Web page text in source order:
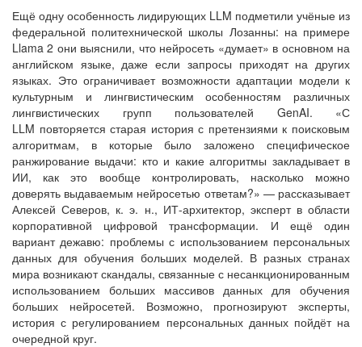
Ещё одну особенность лидирующих LLM подметили учёные из
федеральной политехнической школы Лозанны: на примере
Llama 2 они выяснили, что нейросеть «думает» в основном на
английском языке, даже если запросы приходят на других
языках. Это ограничивает возможности адаптации модели к
культурным и лингвистическим особенностям различных
лингвистических групп пользователей GenAI. «С
LLM повторяется старая история с претензиями к поисковым
алгоритмам, в которые было заложено специфическое
ранжирование выдачи: кто и какие алгоритмы закладывает в
ИИ, как это вообще контролировать, насколько можно
доверять выдаваемым нейросетью ответам?» — рассказывает
Алексей Северов, к. э. н., ИТ-архитектор, эксперт в области
корпоративной цифровой трансформации. И ещё один
вариант дежавю: проблемы с использованием персональных
данных для обучения больших моделей. В разных странах
мира возникают скандалы, связанные с несанкционированным
использованием больших массивов данных для обучения
больших нейросетей. Возможно, прогнозируют эксперты,
история с регулированием персональных данных пойдёт на
очередной круг.